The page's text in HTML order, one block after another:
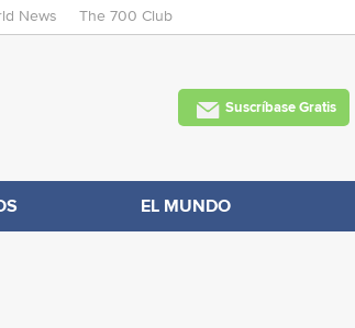
Skip
News The 700 Club
Suscríbase Gratis
EL MUNDO